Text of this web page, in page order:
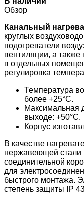
Обзор
Канальный
круглых
подогреватели
вентиляции, а также
в отдельных
регулировка
Температура
более +25°С.
Максимальная
выходе: +50°С.
Корпус
В качестве
нержавеющей
соединительной
для
быстрого монтажа.
степень защиты IP